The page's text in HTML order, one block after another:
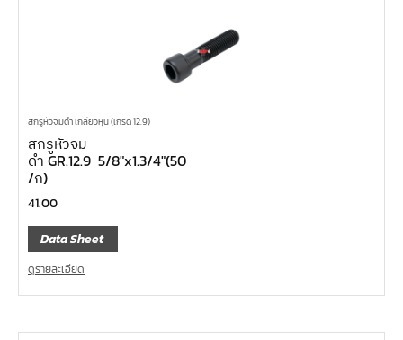
สกรูหัวจมดำ เกลียวหุน (เกรด 12.9)
สกรูหัวจม
ดำ GR.12.9 5/8″x1.3/4″(50
/ก)
41.00
Data Sheet
ดูรายละเอียด